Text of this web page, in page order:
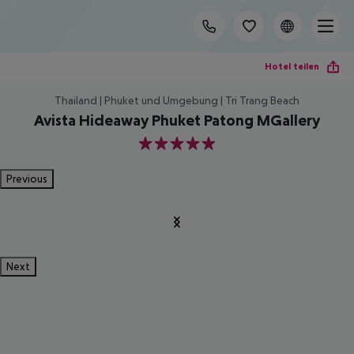
Hotel teilen
Thailand | Phuket und Umgebung | Tri Trang Beach
Avista Hideaway Phuket Patong MGallery
5
Previous
Next